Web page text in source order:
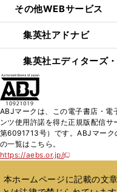
その他WEBサービス
集英社アドナビ
集英社エディターズ
ABJマークは、この電子書店・電
ンツ使用許諾を得た正規版配信
第6091713号）です。ABJマーク
の一覧はこちら。
https://aebs.or.jp/
新
い
ウ
本ホームページに記載の文